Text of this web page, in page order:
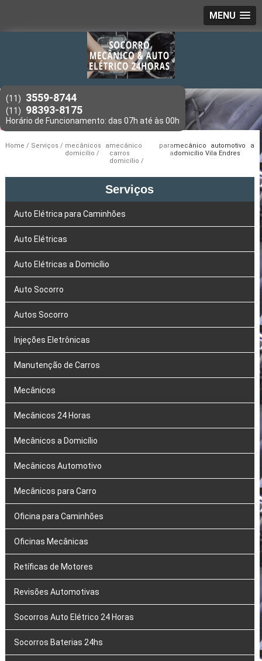
MENU
(11) 3559-8744
(11) 98393-8175
Home Serviços
mecânicos a
domicílio
mecânico para
carros a
domicílio
mecânico automotivo a
domicílio Vila Endres
Serviços
Auto Elétrica para Caminhões
Auto Elétricas
Auto Elétricas a Domicílio
Auto Socorro
Autos Socorro
Injeções Eletrônicas
Manutenção de Carros
Mecânicos
Mecânicos 24 Horas
Mecânicos a Domicílio
Mecânicos Automotivo
Mecânicos para Carro
Oficina para Caminhões
Oficinas Mecânicas
Retíficas de Motores
Revisões Automotivas
Socorros Auto Elétrico 24 Horas
Socorros Baterias 24hs